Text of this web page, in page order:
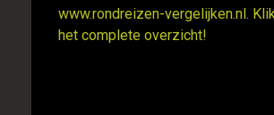
www.rondreizen-vergelijken.nl.
het complete overzicht!